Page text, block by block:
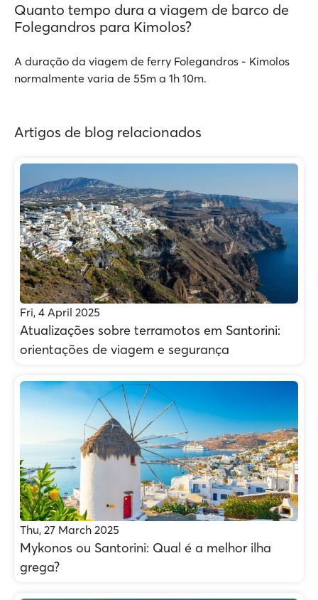
Quanto tempo dura a viagem de barco de
Folegandros para Kimolos?
A duração da viagem de ferry Folegandros - Kimolos
normalmente varia de 55m a 1h 10m.
Artigos de blog relacionados
Fri, 4 April 2025
Atualizações sobre terramotos em Santorini:
orientações de viagem e segurança
Thu, 27 March 2025
Mykonos ou Santorini: Qual é a melhor ilha
grega?